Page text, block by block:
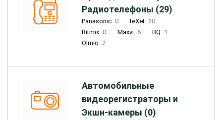
Радиотелефоны (29)
Panasonic 0 teXet 20
Ritmix 0 Maxvi 6 BQ 1
Olmio 2
Автомобильные
видеорегистраторы и
Экшн-камеры (0)